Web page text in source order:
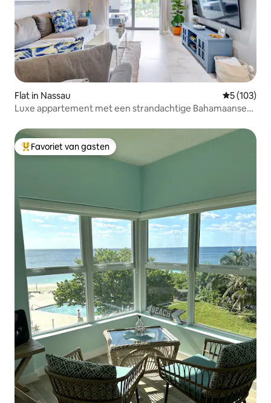
Flat in Nassau
5 (103)
Luxe appartement met een strandachtige Bahamaanse
Topfavoriet van gasten
Favoriet van gasten